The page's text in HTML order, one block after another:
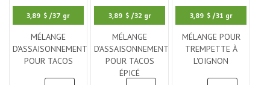
3,89 $ /37 gr
MÉLANGE
D'ASSAISONNEMENT
POUR TACOS
3,89 $ /32 gr
MÉLANGE
D'ASSAISONNEMENT
POUR TACOS
ÉPICÉ
3,89 $ /31 gr
MÉLANGE POUR
TREMPETTE À
L'OIGNON